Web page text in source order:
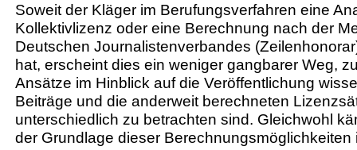
Soweit der Kläger im Berufungsverfahren eine
Kollektivlizenz oder eine Berechnung nach der
Deutschen Journalistenverbandes
hat, erscheint dies ein weniger gangbarer Weg,
Ansätze im Hinblick auf die Veröffentlichung
Beiträge und die anderweit berechneten
unterschiedlich zu betrachten sind. Gleichwohl
der Grundlage dieser Berechnungsmöglichkeiten